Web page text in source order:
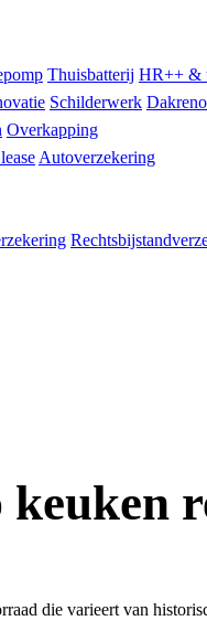
Thuisbatterij HR++ &
Schilderwerk
Overkapping
Autoverzekering
keuken
die varieert van